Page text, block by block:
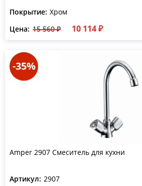
Покрытие: Хром
Цена: 15 560 ₽ 10 114 ₽
-35%
Amper 2907 Смеситель для кухни
Артикул: 2907